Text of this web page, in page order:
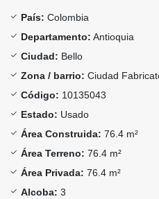
País: Colombia
Departamento: Antioquia
Ciudad: Bello
Zona / barrio: Ciudad
Código: 10135043
Estado: Usado
Área Construida: 76.4 m²
Área Terreno: 76.4 m²
Área Privada: 76.4 m²
Alcoba: 3